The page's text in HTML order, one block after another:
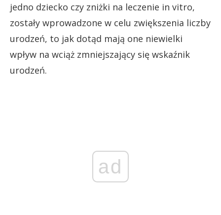
jedno dziecko czy zniżki na leczenie in vitro,
zostały wprowadzone w celu zwiększenia liczby
urodzeń, to jak dotąd mają one niewielki
wpływ na wciąż zmniejszający się wskaźnik
urodzeń.
ad